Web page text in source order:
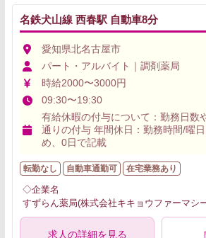
名鉄犬山線 西春駅 自動車8分
愛知県北名古屋市
パート・アルバイト｜調剤薬局
時給2000〜3000円
09:30〜19:30
有給休暇の付与について：勤務日数
通りの付与 年間休日：勤務時間/曜
め、0日で記載
転勤なし 自動車通勤可 在宅業務あり
◇企業名
すずらん薬局(株式会社キキョウファーマシ
求人の詳細を見る